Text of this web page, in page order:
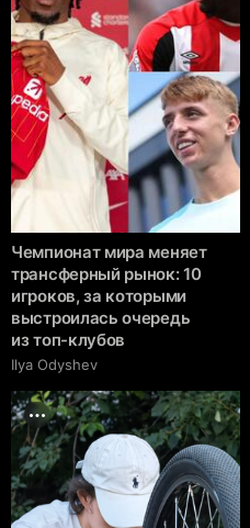
Чемпионат мира меняет
трансферный рынок: 10
игроков, за которыми
выстроилась очередь
из топ-клубов
Ilya Odyshev